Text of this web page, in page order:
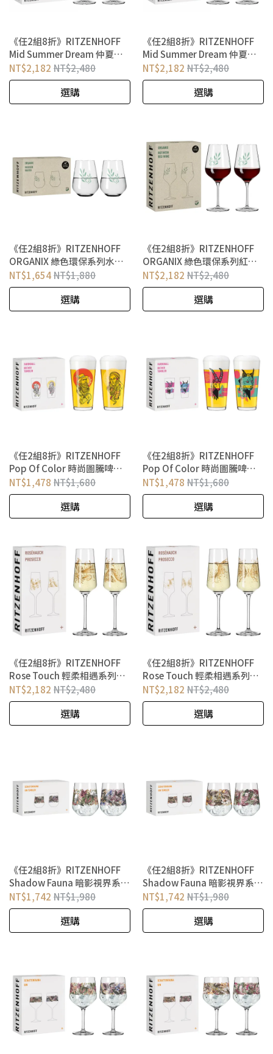
《任2組8折》RITZENHOFF
Mid Summer Dream 仲夏夜
之夢系列 紫色夢幻紅酒對杯
NT$2,182 NT$2,480
選購
《任2組8折》RITZENHOFF
Mid Summer Dream 仲夏夜
之夢系列 藍色夢幻紅酒對杯
NT$2,182 NT$2,480
選購
《任2組8折》RITZENHOFF
ORGANIX 綠色環保系列水酒
對杯 橄欖綠枝
NT$1,654NT$1,880
選購
《任2組8折》RITZENHOFF
ORGANIX 綠色環保系列紅酒
對杯 橄欖綠枝
NT$2,182 NT$2,480
選購
《任2組8折》RITZENHOFF
Pop Of Color 時尚圖騰啤酒
（多功能）對杯 伐木工與馴鷹
者
NT$1,478 NT$1,680
選購
《任2組8折》RITZENHOFF
Pop Of Color 時尚圖騰啤酒
（多功能）對杯 山貓與羚羊
NT$1,478 NT$1,680
選購
《任2組8折》RITZENHOFF
Rose Touch 輕柔相遇系列
PROSECCO 香檳氣泡酒對杯
孔雀與錦鯉
NT$2,182 NT$2,480
選購
《任2組8折》RITZENHOFF
Rose Touch 輕柔相遇系列
PROSECCO 香檳氣泡酒對杯
蜂鳥與蝴蝶
NT$2,182 NT$2,480
選購
《任2組8折》RITZENHOFF
Shadow Fauna 暗影視界系列
水酒對杯 蝴蝶與鸛
NT$1,742 NT$1,980
選購
《任2組8折》RITZENHOFF
Shadow Fauna 暗影視界系列
水酒對杯 貓頭鷹與豹
NT$1,742 NT$1,980
選購